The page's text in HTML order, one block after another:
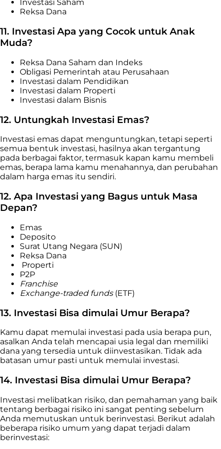
Investasi Saham
Reksa Dana
11. Investasi Apa yang Cocok untuk Anak
Muda?
Reksa Dana Saham dan Indeks
Obligasi Pemerintah atau Perusahaan
Investasi dalam Pendidikan
Investasi dalam Properti
Investasi dalam Bisnis
12. Untungkah Investasi Emas?
Investasi emas dapat menguntungkan, tetapi seperti
semua bentuk investasi, hasilnya akan tergantung
pada berbagai faktor, termasuk kapan kamu membeli
emas, berapa lama kamu menahannya, dan perubahan
dalam harga emas itu sendiri.
12. Apa Investasi yang Bagus untuk Masa
Depan?
Emas
Deposito
Surat Utang Negara (SUN)
Reksa Dana
Properti
P2P
Franchise
Exchange-traded funds (ETF)
13. Investasi Bisa dimulai Umur Berapa?
Kamu dapat memulai investasi pada usia berapa pun,
asalkan Anda telah mencapai usia legal dan memiliki
dana yang tersedia untuk diinvestasikan. Tidak ada
batasan umur pasti untuk memulai investasi.
14. Investasi Bisa dimulai Umur Berapa?
Investasi melibatkan risiko, dan pemahaman yang baik
tentang berbagai risiko ini sangat penting sebelum
Anda memutuskan untuk berinvestasi. Berikut adalah
beberapa risiko umum yang dapat terjadi dalam
berinvestasi: